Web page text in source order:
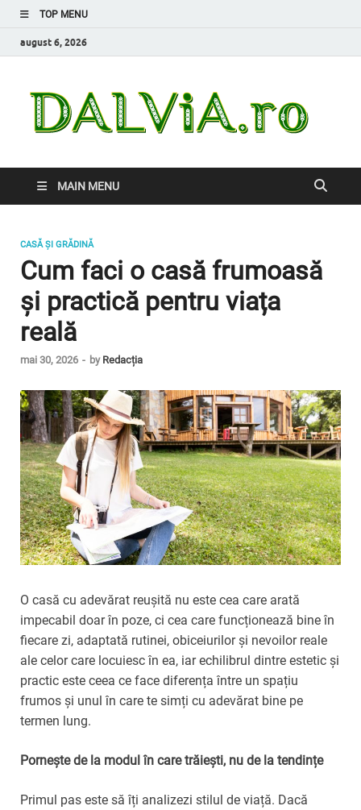
TOP MENU
august 6, 2026
MAIN MENU
CASĂ ȘI GRĂDINĂ
Cum faci o casă frumoasă
și practică pentru viața
reală
mai 30, 2026 - by Redacția
O casă cu adevărat reușită nu este cea care arată
impecabil doar în poze, ci cea care funcționează bine în
fiecare zi, adaptată rutinei, obiceiurilor și nevoilor reale
ale celor care locuiesc în ea, iar echilibrul dintre estetic și
practic este ceea ce face diferența între un spațiu
frumos și unul în care te simți cu adevărat bine pe
termen lung.
Pornește de la modul în care trăiești, nu de la tendințe
Primul pas este să îți analizezi stilul de viață. Dacă